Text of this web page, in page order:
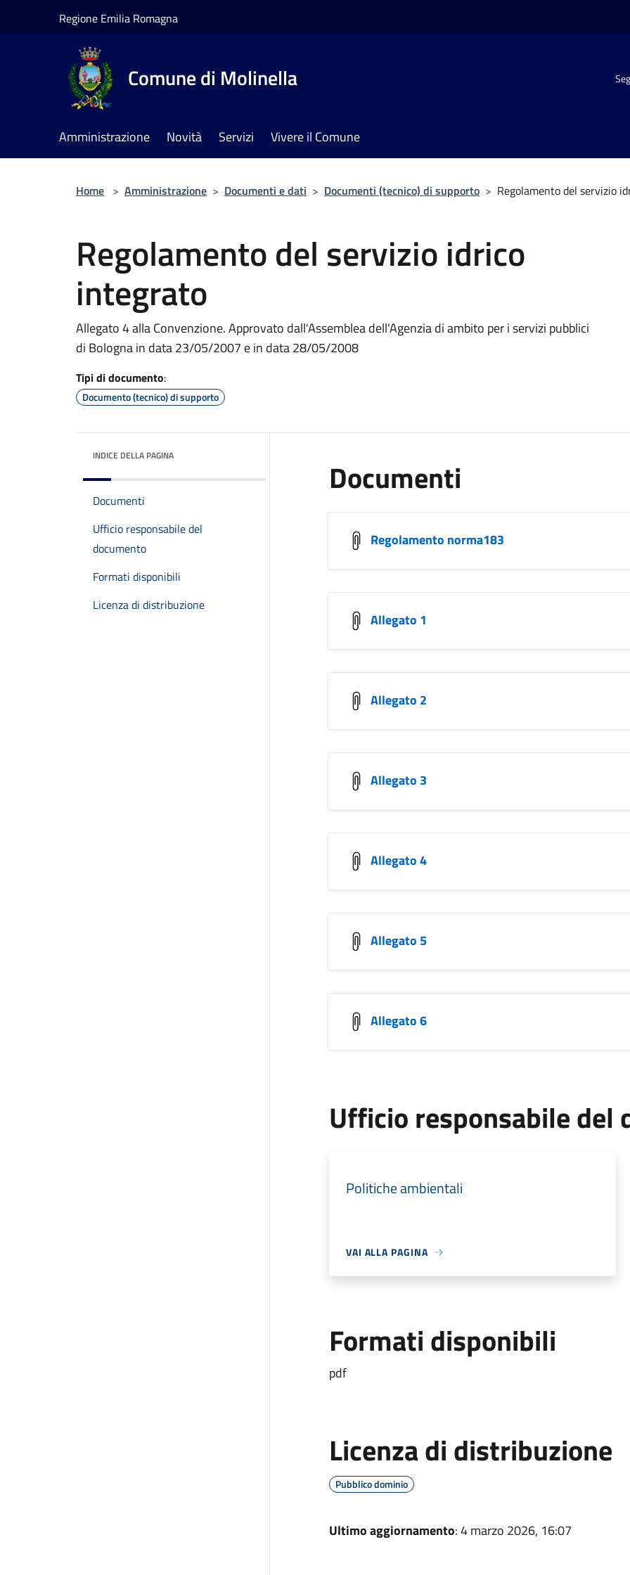
Regione Emilia Romagna
Comune di Molinella
Amministrazione Novità Servizi Vivere il Comune
Home > Amministrazione > Documenti e dati > Documenti (tecnico) di supporto > Regolamento del servizio
Regolamento del servizio idrico
integrato
Allegato 4 alla Convenzione. Approvato dall'Assemblea dell'Agenzia di ambito per i servizi pubblici
di Bologna in data 23/05/2007 e in data 28/05/2008
Tipi di documento:
Documento (tecnico) di supporto
INDICE DELLA PAGINA
Documenti
Ufficio responsabile del
documento
Formati disponibili
Licenza di distribuzione
Documenti
Regolamento norma183
Allegato 1
Allegato 2
Allegato 3
Allegato 4
Allegato 5
Allegato 6
Ufficio responsabile del
Politiche ambientali
VAI ALLA PAGINA
Formati disponibili
pdf
Licenza di distribuzione
Pubblico dominio
Ultimo aggiornamento: 4 marzo 2026, 16:07